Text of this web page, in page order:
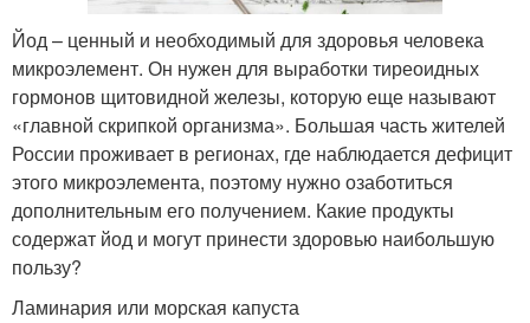
Йод – ценный и необходимый для здоровья человека
микроэлемент. Он нужен для выработки тиреоидных
гормонов щитовидной железы, которую еще называют
«главной скрипкой организма». Большая часть жителей
России проживает в регионах, где наблюдается дефицит
этого микроэлемента, поэтому нужно озаботиться
дополнительным его получением. Какие продукты
содержат йод и могут принести здоровью наибольшую
пользу?
Ламинария или морская капуста